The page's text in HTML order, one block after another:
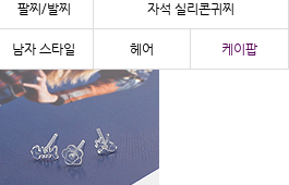
팔찌/발찌 자석 실리콘귀찌
남자 스타일 헤어 케이팝